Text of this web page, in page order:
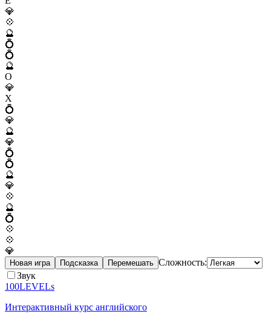
💎
💠
🔮
💍
💍
🔮
O
💎
X
💍
💎
🔮
💎
💍
💍
🔮
💎
💠
🔮
💍
💠
💠
💎
Новая игра Подсказка Перемешать Сложность:
Звук
100LEVELs
Интерактивный курс английского